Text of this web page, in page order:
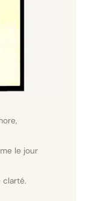
le jour
clarté.